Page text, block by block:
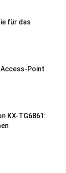
für das
Point
KX-TG6861: